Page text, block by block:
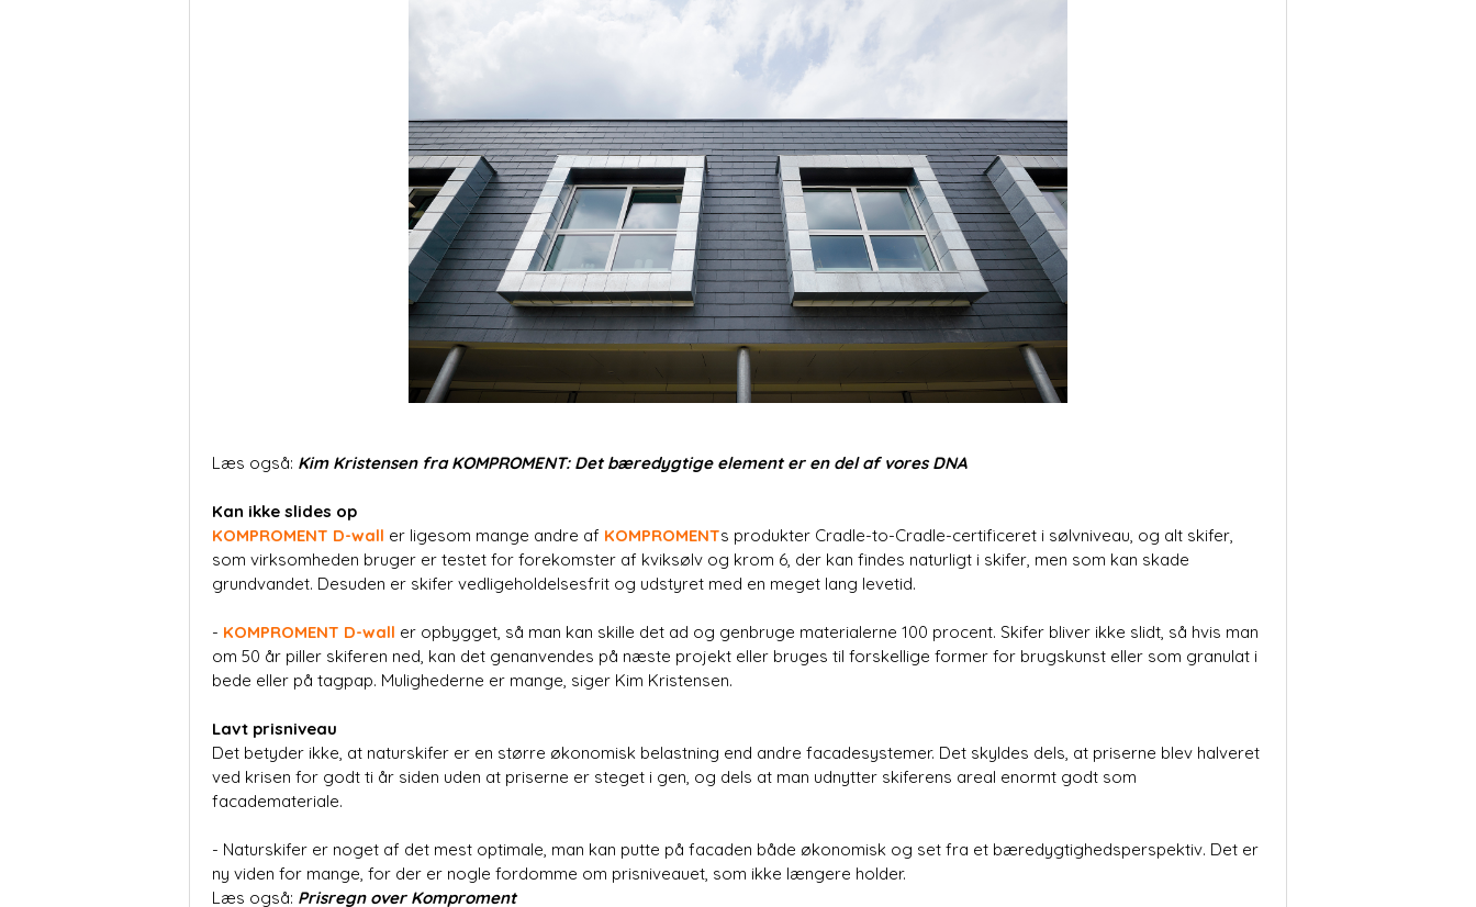
Læs også: Kim Kristensen fra KOMPROMENT: Det bæredygtige element er en del af vores DNA
Kan ikke slides op
KOMPROMENT D-wall er ligesom mange andre af KOMPROMENTs produkter Cradle-to-Cradle-certificeret i sølvniveau, og alt skifer,
som virksomheden bruger er testet for forekomster af kviksølv og krom 6, der kan findes naturligt i skifer, men som kan skade
grundvandet. Desuden er skifer vedligeholdelsesfrit og udstyret med en meget lang levetid.
- KOMPROMENT D-wall er opbygget, så man kan skille det ad og genbruge materialerne 100 procent. Skifer bliver ikke slidt, så hvis man
om 50 år piller skiferen ned, kan det genanvendes på næste projekt eller bruges til forskellige former for brugskunst eller som granulat i
bede eller på tagpap. Mulighederne er mange, siger Kim Kristensen.
Lavt prisniveau
Det betyder ikke, at naturskifer er en større økonomisk belastning end andre facadesystemer. Det skyldes dels, at priserne blev halveret
ved krisen for godt ti år siden uden at priserne er steget i gen, og dels at man udnytter skiferens areal enormt godt som
facademateriale.
- Naturskifer er noget af det mest optimale, man kan putte på facaden både økonomisk og set fra et bæredygtighedsperspektiv. Det er
ny viden for mange, for der er nogle fordomme om prisniveauet, som ikke længere holder.
Læs også: Prisregn over Komproment